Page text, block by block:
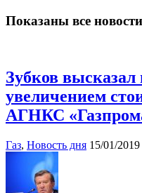
Показаны все
Зубков высказал
увеличением
АГНКС
Газ, Новость дня 15/01/2019